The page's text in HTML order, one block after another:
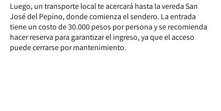
Luego, un transporte local te acercará hasta la vereda San
José del Pepino, donde comienza el sendero. La entrada
tiene un costo de 30.000 pesos por persona y se recomienda
hacer reserva para garantizar el ingreso, ya que el acceso
puede cerrarse por mantenimiento.